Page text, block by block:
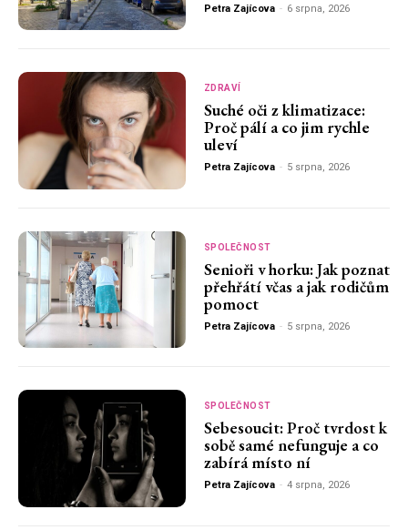
Petra Zajícova - 6 srpna, 2026
ZDRAVÍ
Suché oči z klimatizace:
Proč pálí a co jim rychle
uleví
Petra Zajícova - 5 srpna, 2026
SPOLEČNOST
Senioři v horku: Jak poznat
přehřátí včas a jak rodičům
pomoct
Petra Zajícova - 5 srpna, 2026
SPOLEČNOST
Sebesoucit: Proč tvrdost k
sobě samé nefunguje a co
zabírá místo ní
Petra Zajícova - 4 srpna, 2026